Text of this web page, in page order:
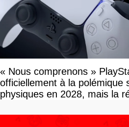
« Nous comprenons »
officiellement à la polémique
physiques en 2028, mais la